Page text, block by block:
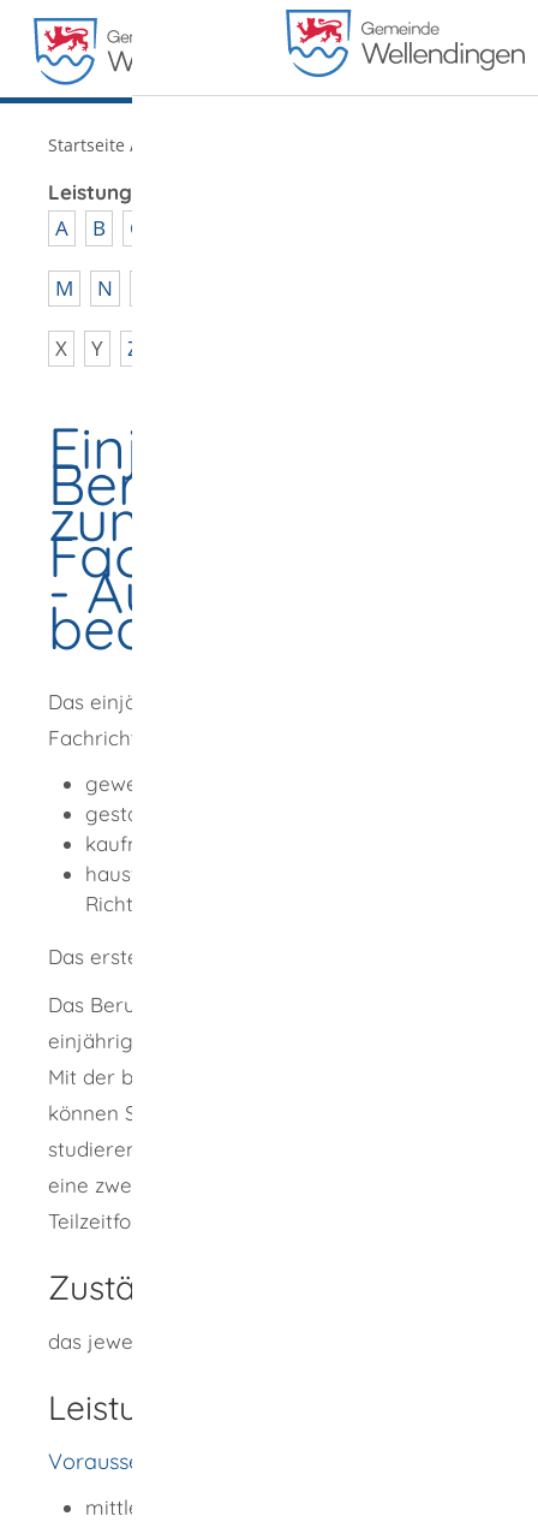
MENÜ
Startseite /
Leistungen von A - Z
A B C
M N
X Y Z
Einjähriges
Berufskolleg
zum Erwerb der
- Aufnahme
beantragen
Das einjährige Berufskolleg wird in vier
Fachrichtungen angeboten:
gewerbliche Richtung
gestalterische Richtung
kaufmännische Richtung
hauswirtschaftliche/landwirtschaftliche/
Richtung
Das erste Halbjahr gilt als Probezeit.
Das Berufskolleg wird in der Regel als
einjähriger Vollzeitbildungsgang angeboten.
Mit der bestandenen Abschlussprüfung
können Sie an einer Fachhochschule
studieren. Einige Berufskollegs bieten auch
eine zweijährige berufsbegleitende
Teilzeitform an.
Zuständige Stelle
das jeweilige einjährige Berufskolleg
Leistungsdetails
Voraussetzungen
mittlerer Bildungsabschluss